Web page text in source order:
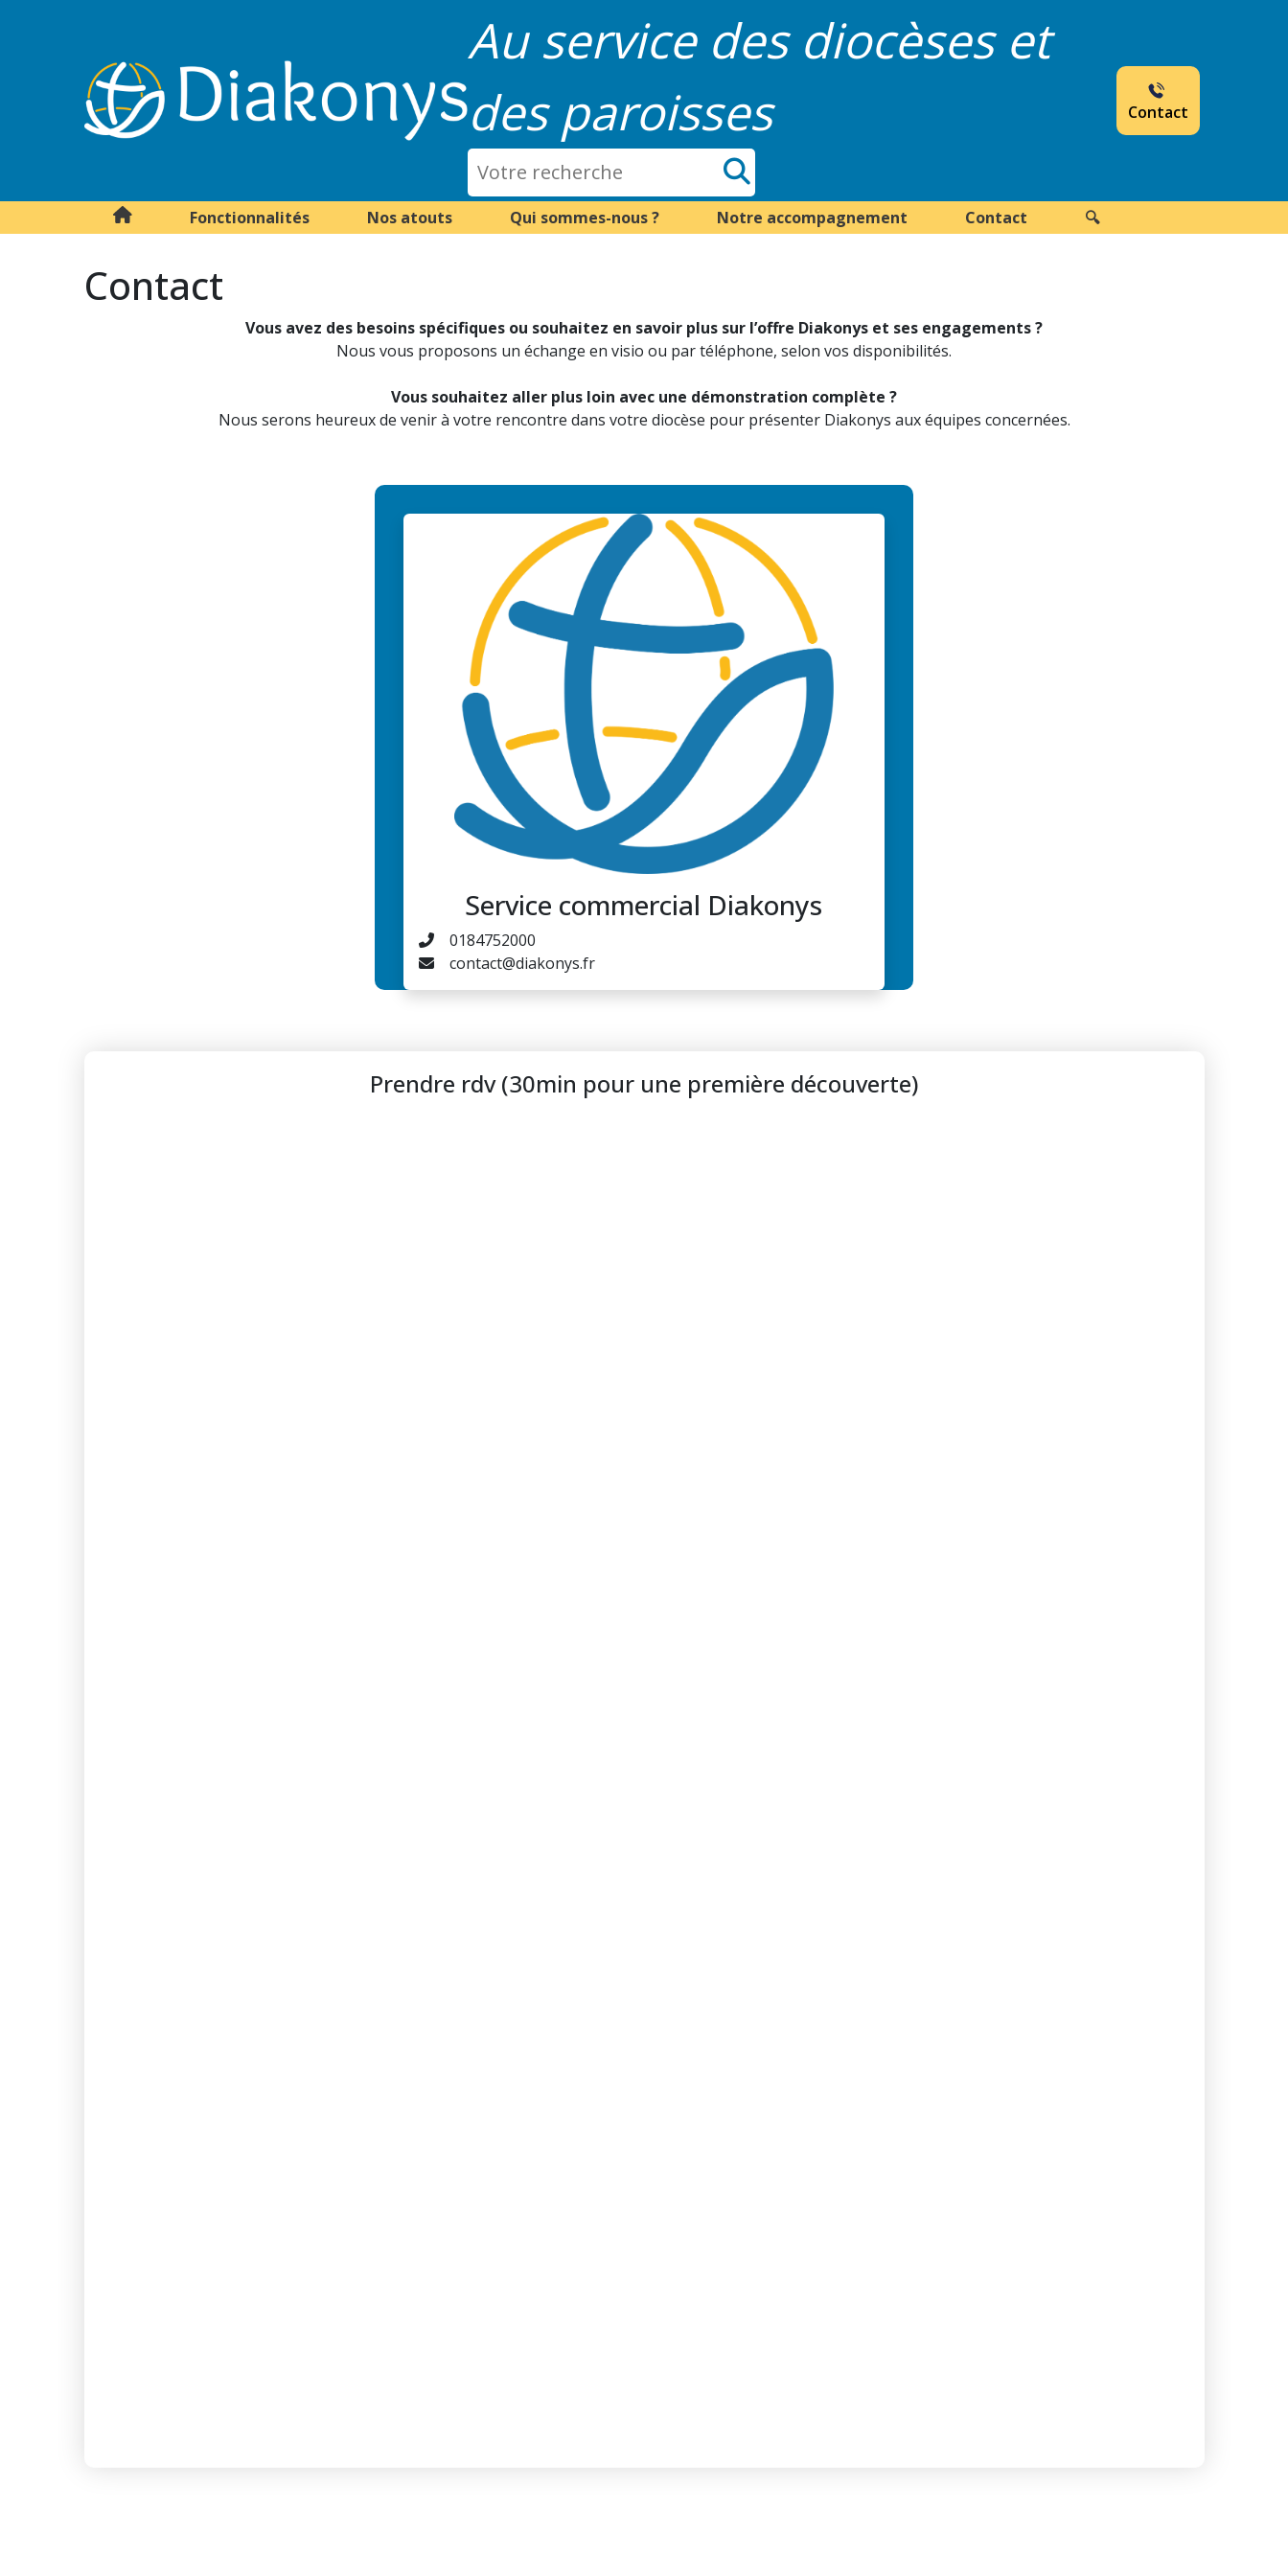
Au service des diocèses et
des paroisses
Contact
Fonctionnalités Nos atouts Qui sommes-nous ? Notre accompagnement Contact 🔍
Contact
Vous avez des besoins spécifiques ou souhaitez en savoir plus sur l’offre Diakonys et ses engagements ?
Nous vous proposons un échange en visio ou par téléphone, selon vos disponibilités.
Vous souhaitez aller plus loin avec une démonstration complète ?
Nous serons heureux de venir à votre rencontre dans votre diocèse pour présenter Diakonys aux équipes concernées.
Service commercial Diakonys
0184752000
contact@diakonys.fr
Prendre rdv (30min pour une première découverte)